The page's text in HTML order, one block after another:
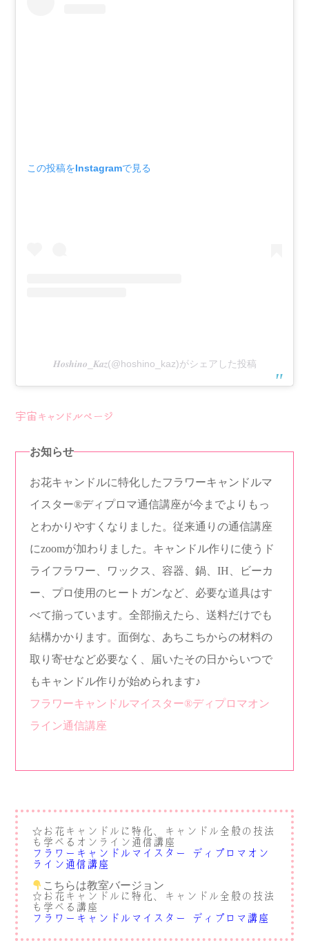
この投稿をInstagramで見る
𝑯𝒐𝒔𝒉𝒊𝒏𝒐_𝑲𝒂𝒛(@hoshino_kaz)がシェアした投稿
宇宙キャンドルページ
お知らせ
お花キャンドルに特化したフラワーキャンドルマ
イスター®︎ディプロマ通信講座が今までよりもっ
とわかりやすくなりました。従来通りの通信講座
にzoomが加わりました。キャンドル作りに使うド
ライフラワー、ワックス、容器、鍋、IH、ビーカ
ー、プロ使用のヒートガンなど、必要な道具はす
べて揃っています。全部揃えたら、送料だけでも
結構かかります。面倒な、あちこちからの材料の
取り寄せなど必要なく、届いたその日からいつで
もキャンドル作りが始められます♪
フラワーキャンドルマイスター®︎ディプロマオン
ライン通信講座
☆ お花キャンドルに特化、キャンドル全般の技法
も学べるオンライン通信講座
フラワーキャンドルマイスター®︎ディプロマオン
ライン通信講座
こちらは教室バージョン
☆お花キャンドルに特化、キャンドル全般の技法
も学べる講座
フラワーキャンドルマイスター®︎ディプロマ講座